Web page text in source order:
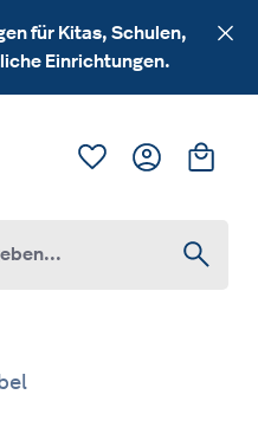
für Kitas, Schulen,
Einrichtungen.
Du hast 0